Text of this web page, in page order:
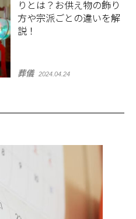
りとは？お供え物の飾り
方や宗派ごとの違いを解
説！
葬儀 2024.04.24